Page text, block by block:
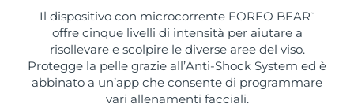
Il dispositivo con microcorrente FOREO BEAR ™
offre cinque livelli di intensità per aiutare a
risollevare e scolpire le diverse aree del viso.
Protegge la pelle grazie all’Anti-Shock System ed è
abbinato a un’app che consente di programmare
vari allenamenti facciali.